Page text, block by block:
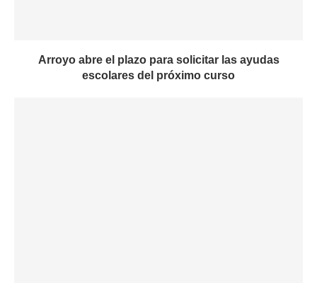
Arroyo abre el plazo para solicitar las ayudas
escolares del próximo curso